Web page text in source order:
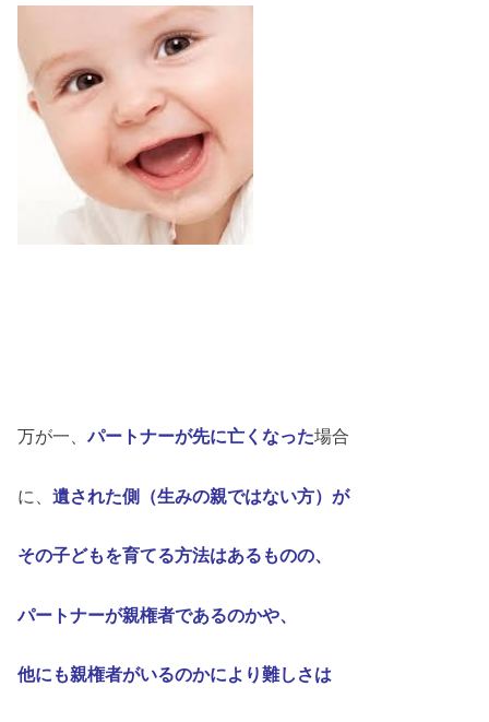
万が一、パートナーが先に亡くなった場合
に、遺された側（生みの親ではない方）が
その子どもを育てる方法はあるものの、
パートナーが親権者であるのかや、
他にも親権者がいるのかにより難しさは